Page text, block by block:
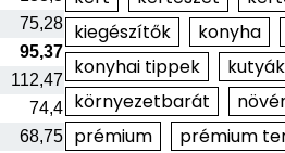
75,28
95,37
112,47
74,4
68,75
kiegészítők
konyha
konyhai tippek
kutyák
környezetbarát
prémium
prémium